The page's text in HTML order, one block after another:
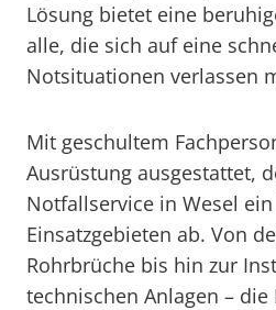
Lösung bietet eine
alle, die sich auf eine
Notsituationen verlassen
Mit geschultem
Ausrüstung ausgestattet,
Notfallservice in Wesel
Einsatzgebieten ab. Von
Rohrbrüche bis hin zur
technischen Anlagen –